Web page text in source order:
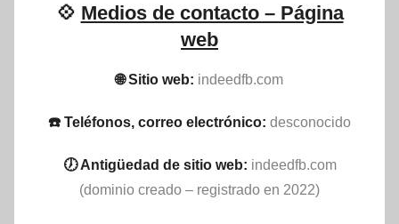
💠 Medios de contacto – Página
web
🌐 Sitio web: indeedfb.com
☎️ Teléfonos, correo electrónico: desconocido
🕖 Antigüedad de sitio web: indeedfb.com
(dominio creado – registrado en 2022)